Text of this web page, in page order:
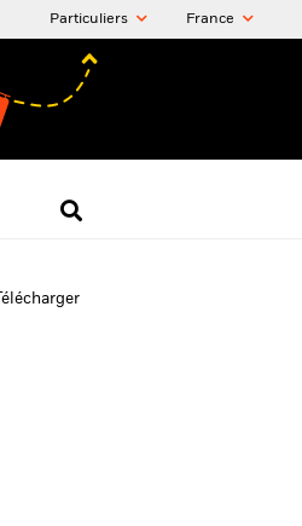
Particuliers France
Télécharger